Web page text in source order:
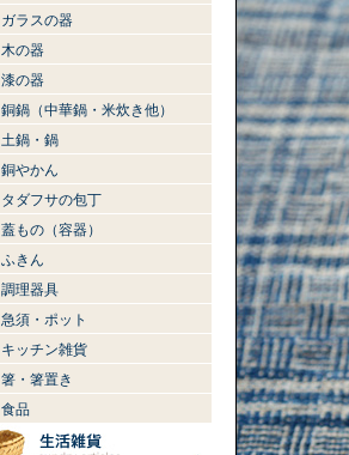
ガラスの器
木の器
漆の器
銅鍋（中華鍋・米炊き他）
土鍋・鍋
銅やかん
タダフサの包丁
蓋もの（容器）
ふきん
調理器具
急須・ポット
キッチン雑貨
箸・箸置き
食品